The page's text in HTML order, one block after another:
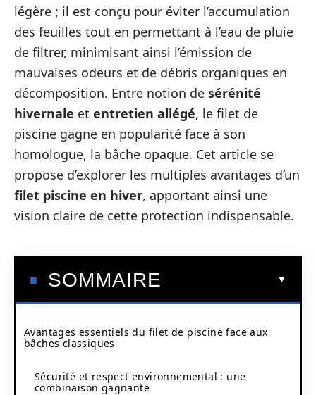
légère ; il est conçu pour éviter l’accumulation
des feuilles tout en permettant à l’eau de pluie
de filtrer, minimisant ainsi l’émission de
mauvaises odeurs et de débris organiques en
décomposition. Entre notion de sérénité
hivernale et entretien allégé, le filet de
piscine gagne en popularité face à son
homologue, la bâche opaque. Cet article se
propose d’explorer les multiples avantages d’un
filet piscine en hiver, apportant ainsi une
vision claire de cette protection indispensable.
SOMMAIRE
Avantages essentiels du filet de piscine face aux
bâches classiques
Sécurité et respect environnemental : une
combinaison gagnante